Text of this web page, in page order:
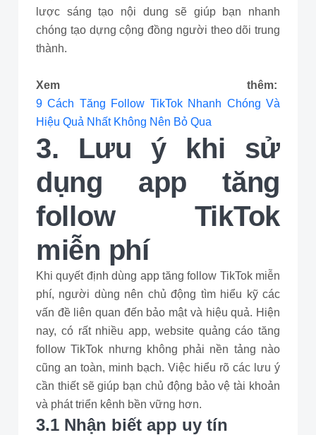
lược sáng tạo nội dung sẽ giúp bạn nhanh
chóng tạo dựng cộng đồng người theo dõi trung
thành.
Xem thêm:
9 Cách Tăng Follow TikTok Nhanh Chóng Và
Hiệu Quả Nhất Không Nên Bỏ Qua
3. Lưu ý khi sử
dụng app tăng
follow TikTok
miễn phí
Khi quyết định dùng app tăng follow TikTok miễn
phí, người dùng nên chủ động tìm hiểu kỹ các
vấn đề liên quan đến bảo mật và hiệu quả. Hiện
nay, có rất nhiều app, website quảng cáo tăng
follow TikTok nhưng không phải nền tảng nào
cũng an toàn, minh bạch. Việc hiểu rõ các lưu ý
cần thiết sẽ giúp bạn chủ động bảo vệ tài khoản
và phát triển kênh bền vững hơn.
3.1 Nhận biết app uy tín